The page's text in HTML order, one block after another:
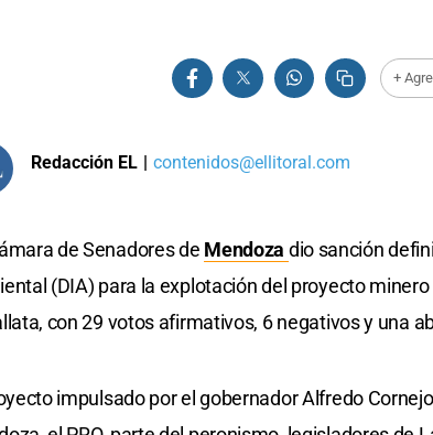
+
Redacción EL | contenidos@ellitoral.com
de Senadores de Mendoza dio sanción
(DIA) para la explotación del proyecto
con 29 votos afirmativos, 6 negativos y una
impulsado por el gobernador Alfredo